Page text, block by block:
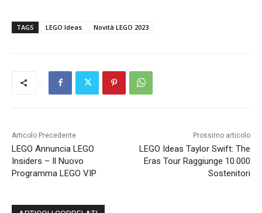
TAGS LEGO Ideas Novità LEGO 2023
Articolo Precedente
LEGO Annuncia LEGO
Insiders – Il Nuovo
Programma LEGO VIP
Prossimo articolo
LEGO Ideas Taylor Swift: The
Eras Tour Raggiunge 10.000
Sostenitori